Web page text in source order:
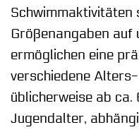
Schwimmaktivitäten
Größenangaben auf
ermöglichen eine
verschiedene
üblicherweise ab
Jugendalter,